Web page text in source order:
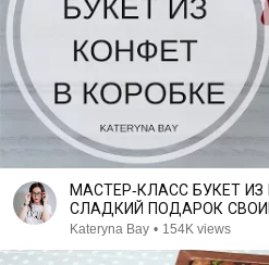
МАСТЕР-КЛАСС БУКЕТ
СЛАДКИЙ ПОДАРОК
AUSTIN ROSE
Kateryna Bay • 154K views